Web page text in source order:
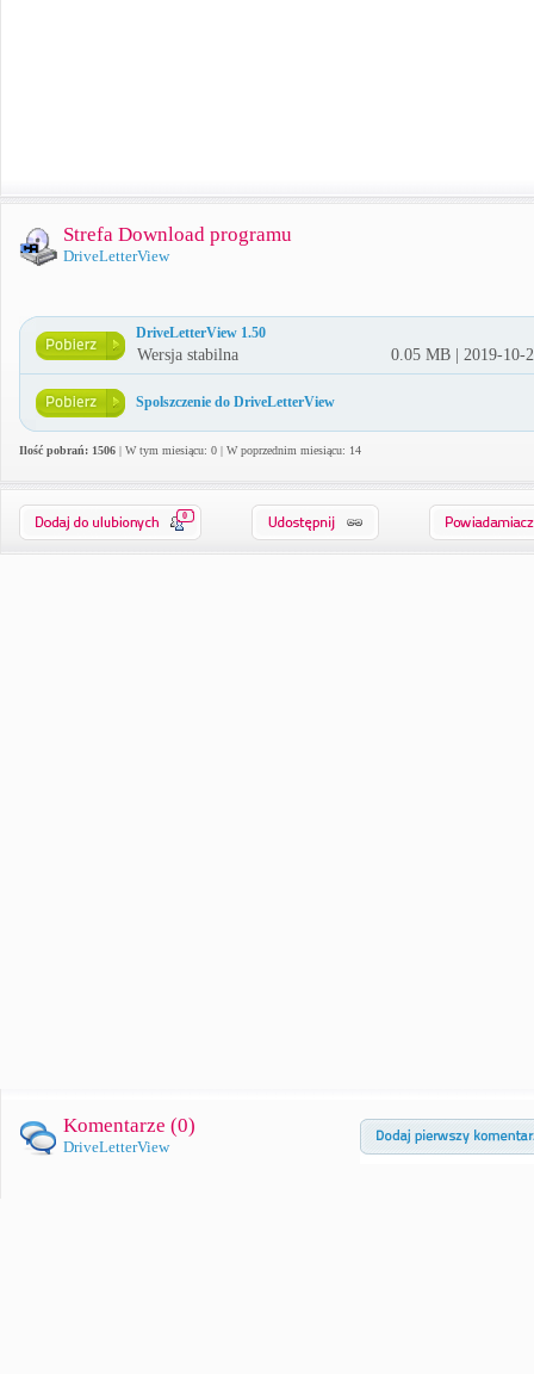
Strefa Download programu
DriveLetterView
DriveLetterView 1.50
Wersja stabilna 0.05 MB | 2019-10-
Spolszczenie do DriveLetterView
Ilość pobrań: 1506 | W tym miesiącu: 0 | W poprzednim miesiącu: 14
0
Komentarze (0)
DriveLetterView